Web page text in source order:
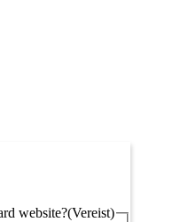
website?(Vereist)